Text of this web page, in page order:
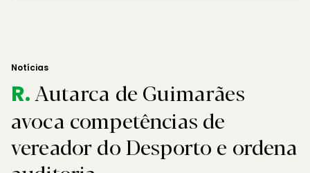
Notícias
R.Autarca de Guimarães
avoca competências de
vereador do Desporto e ordena